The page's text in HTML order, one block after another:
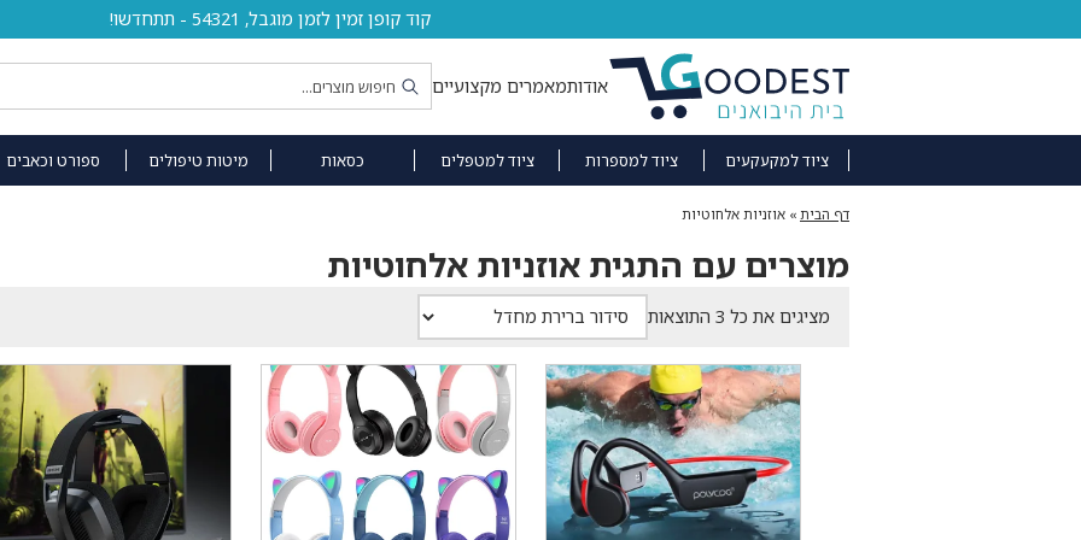
קוד קופן זמין לזמן מוגבל, 54321 - תתחדשו!
אודותמאמרים מקצועיים
ציוד למקעקעים ציוד למספרות ציוד למטפלים כסאות מיטות טיפולים ספורט וכאבים
דף הבית » אוזניות אלחוטיות
מוצרים עם התגית אוזניות אלחוטיות
מציגים את כל ⁦3⁩ התוצאות